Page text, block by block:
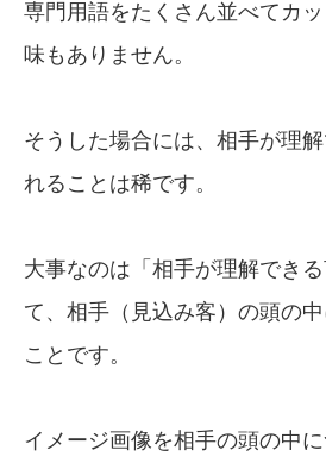
専門用語をたくさん並べてカ
味もありません。
そうした場合には、相手が理
れることは稀です。
大事なのは「相手が理解でき
て、相手（見込み客）の頭の中
ことです。
イメージ画像を相手の頭の中